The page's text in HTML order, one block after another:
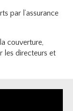
par l’assurance
couverture,
les directeurs et